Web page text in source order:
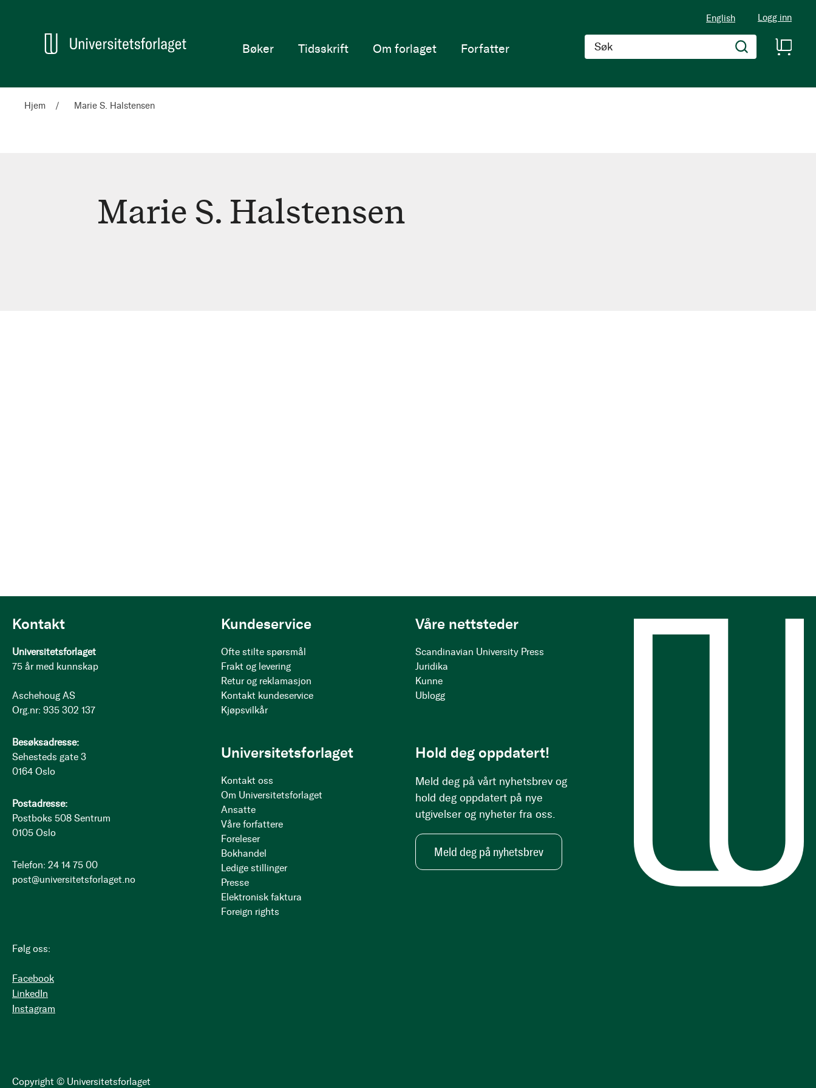
English Logg inn
Søk
Hjem
Bøker Tidsskrift Om forlaget Forfatter
Hjem Marie S. Halstensen
MarieMarie S. Halstensen
Kontakt
Universitetsforlaget
75 år med kunnskap
Aschehoug AS
Org.nr: 935 302 137
Besøksadresse:
Sehesteds gate 3
0164 Oslo
Postadresse:
Postboks 508 Sentrum
0105 Oslo
Telefon: 24 14 75 00
post@universitetsforlaget.no
Følg oss:
Facebook
LinkedIn
Instagram
Copyright © Universitetsforlaget
Kundeservice
Ofte stilte spørsmål
Frakt og levering
Retur og reklamasjon
Kontakt kundeservice
Kjøpsvilkår
Våre nettsteder
Scandinavian University Press
Juridika
Kunne
Ublogg
Universitetsforlaget
Kontakt oss
Om Universitetsforlaget
Ansatte
Våre forfattere
Foreleser
Bokhandel
Ledige stillinger
Presse
Elektronisk faktura
Foreign rights
Hold deg oppdatert!
Meld deg på vårt nyhetsbrev og
hold deg oppdatert på nye
utgivelser og nyheter fra oss.
Meld deg på nyhetsbrev